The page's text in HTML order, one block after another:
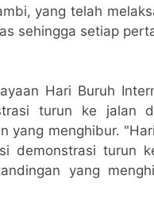
yang telah
sehingga setiap
Hari Buruh
turun ke jalan
yang menghibur.
demonstrasi turun
yang